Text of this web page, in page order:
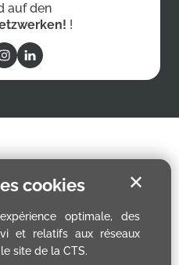
cookies
optimale, des
et relatifs aux réseaux
site de la CTS.
✕
auf den
!